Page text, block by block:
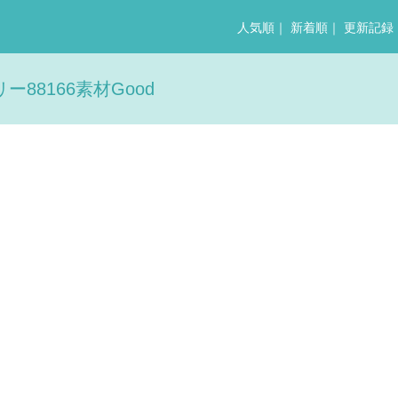
人気順 ｜ 新着順 ｜ 更新記録
88166素材Good